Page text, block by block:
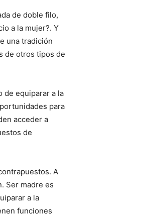
de doble filo,
a la mujer?. Y
una tradición
de otros tipos de
de equiparar a la
para
acceder a
de
A
Ser madre es
a la
funciones